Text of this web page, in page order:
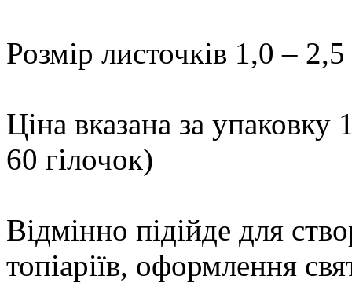
Розмір листочків 1,0 –
Ціна вказана за упаковку
60 гілочок)
Відмінно підійде для
топіаріїв, оформлення